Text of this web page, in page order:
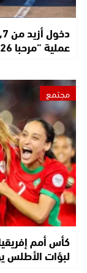
عملية “مرحبا 2026”
مجتمع
لبؤات الأطلس